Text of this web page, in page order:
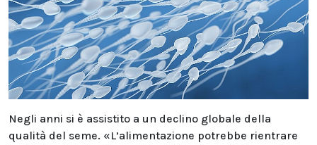
Negli anni si è assistito a un declino globale della
qualità del seme. «L’alimentazione potrebbe rientrare